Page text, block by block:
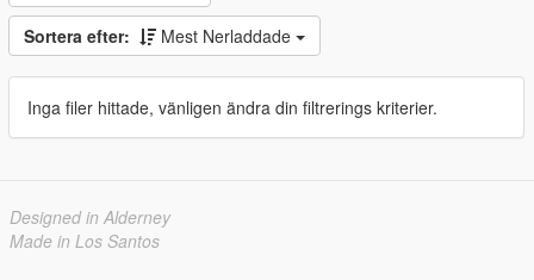
Sortera efter: Mest Nerladdade
Inga filer hittade, vänligen ändra din filtrerings kriterier.
Designed in Alderney
Made in Los Santos